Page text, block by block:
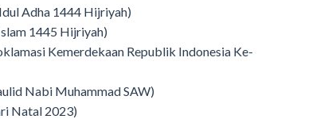
Adha 1444 Hijriyah)
1445 Hijriyah)
Kemerdekaan Republik Indonesia Ke-
Nabi Muhammad SAW)
Natal 2023)